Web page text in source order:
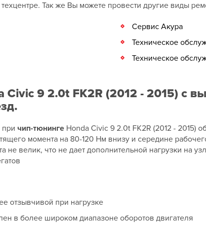
Так же Вы можете провести другие виды
Сервис Акура
Техническое
Техническое
Civic 9 2.0t FK2R (2012 - 2015) с
чип-тюнинге Honda Civic 9 2.0t FK2R (2012 - 2015)
момента на 80-120 Нм внизу и середине
не велик, что не дает дополнительной нагрузки на
отзывчивой при нагрузке
в более широком диапазоне оборотов двигателя